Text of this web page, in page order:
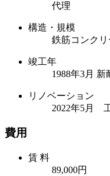
代理
構造・規模
鉄筋コンク
竣工年
1988年3月
リノベーション
2022年5月
費用
賃 料
89,000円